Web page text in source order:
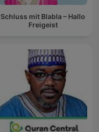
Schluss mit Blabla – Hallo
Freigeist